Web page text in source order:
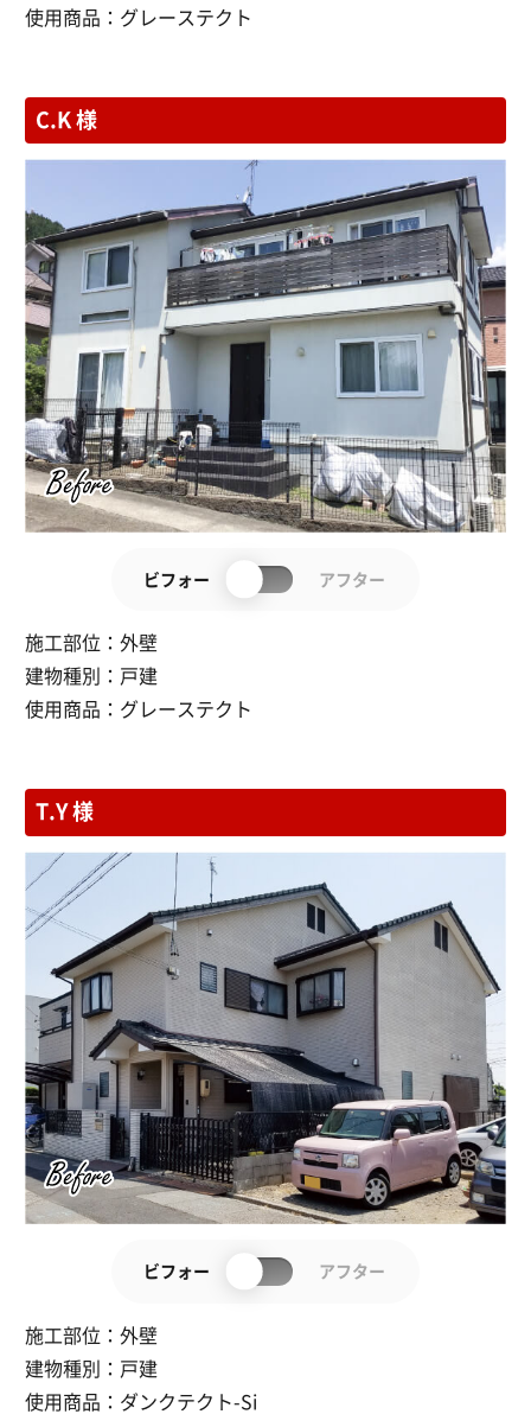
使用商品： グレーステクト
C.K 様
施工部位：外壁
建物種別： 戸建
使用商品： グレーステクト
ビフォー アフター
T.Y 様
施工部位：外壁
建物種別： 戸建
使用商品： ダンクテクト-Si
ビフォー アフター